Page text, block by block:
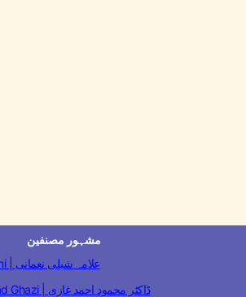
مشہور مصنفین
Allama Shibli Nomani | علامہ شبلی نعمانی
Dr. Mahmood Ahmad Ghazi | ڈاکٹر محمود احمد غازی